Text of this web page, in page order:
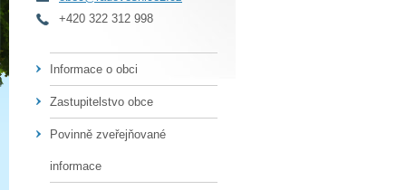
+420 322 312 998
Informace o obci
Zastupitelstvo obce
Povinně zveřejňované
informace